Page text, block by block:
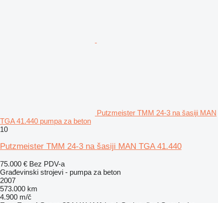
Putzmeister TMM 24-3 na šasiji MAN
TGA 41.440 pumpa za beton
10
Putzmeister TMM 24-3 na šasiji MAN TGA 41.440
75.000 € Bez PDV-a
Građevinski strojevi - pumpa za beton
2007
573.000 km
4.900 m/č